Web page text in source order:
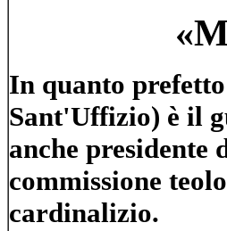
In quanto
Sant'Uffizio) è il
anche
commissione
cardinalizio.